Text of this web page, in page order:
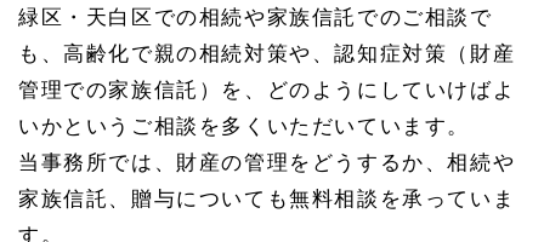
緑区・天白区での相続や家族信託でのご相談で
も、高齢化で親の相続対策や、認知症対策（財産
管理での家族信託）を、どのようにしていけばよ
いかというご相談を多くいただいています。
当事務所では、財産の管理をどうするか、相続や
家族信託、贈与についても無料相談を承っていま
す。